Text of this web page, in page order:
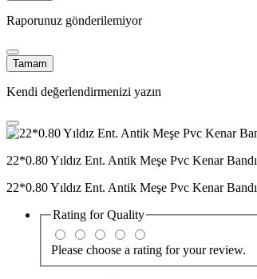
Raporunuz gönderilemiyor
Tamam
Kendi değerlendirmenizi yazın
22*0.80 Yıldız Ent. Antik Meşe Pvc Kenar Bandı
22*0.80 Yıldız Ent. Antik Meşe Pvc Kenar Bandı
Rating forQuality
Please choose a rating for your review.